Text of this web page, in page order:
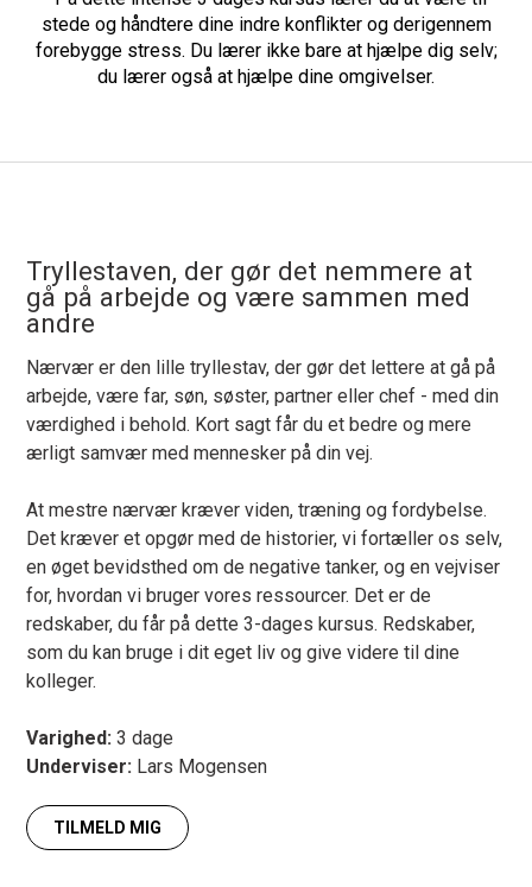
stede og håndtere dine indre konflikter og derigennem
forebygge stress. Du lærer ikke bare at hjælpe dig selv;
du lærer også at hjælpe dine omgivelser.
Tryllestaven, der gør det nemmere at
gå på arbejde og være sammen med
andre
Nærvær er den lille tryllestav, der gør det lettere at gå på
arbejde, være far, søn, søster, partner eller chef - med din
værdighed i behold. Kort sagt får du et bedre og mere
ærligt samvær med mennesker på din vej.
At mestre nærvær kræver viden, træning og fordybelse.
Det kræver et opgør med de historier, vi fortæller os selv,
en øget bevidsthed om de negative tanker, og en vejviser
for, hvordan vi bruger vores ressourcer. Det er de
redskaber, du får på dette 3-dages kursus. Redskaber,
som du kan bruge i dit eget liv og give videre til dine
kolleger.
Varighed: 3 dage
Underviser: Lars Mogensen
TILMELD MIG